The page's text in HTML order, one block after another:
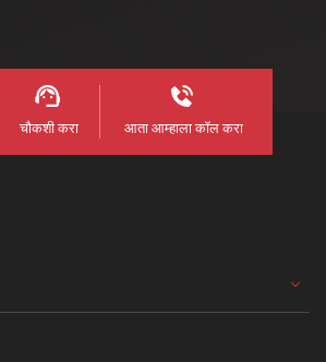
चौकशी करा आता आम्हाला कॉल करा